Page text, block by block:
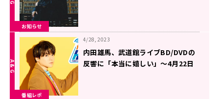
お知らせ
番組レポ
4/28, 2023
内田雄馬、武道館ライブBD/DVDの
反響に「本当に嬉しい」〜4月22日